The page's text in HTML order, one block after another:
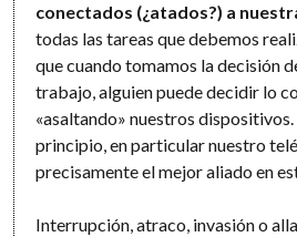
conectados (¿atados?) a
todas las tareas que debemos
que cuando tomamos la decisión
trabajo, alguien puede decidir lo
«asaltando» nuestros
principio, en particular nuestro
precisamente el mejor aliado en
Interrupción, atraco, invasión o